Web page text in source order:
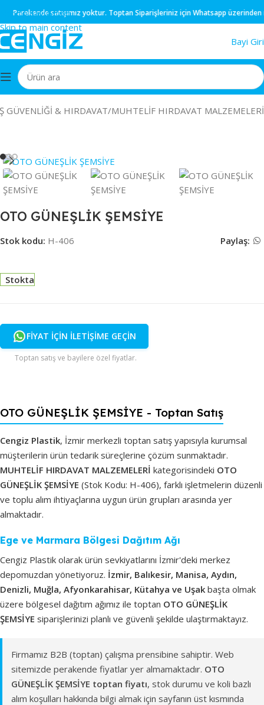
Skip to navigation
Skip to main content
Parekendesatışımız yoktur.ToptanSiparişleriniz içinWhatsappüzerinden
Bayi
GÜVENLİĞİ & HIRDAVAT/MUHTELİF HIRDAVAT MALZEMELERİ
OTO GÜNEŞLİK ŞEMSİYE
Stok kodu: H-406 Paylaş:
Stokta
FİYAT İÇİN İLETİŞİME GEÇİN
Toptan satış ve bayilere özel fiyatlar.
OTO GÜNEŞLİK ŞEMSİYE - Toptan Satış
Cengiz Plastik, İzmir merkezli toptan satış yapısıyla kurumsal
müşterilerin ürün tedarik süreçlerine çözüm sunmaktadır.
MUHTELİF HIRDAVAT MALZEMELERİ kategorisindeki OTO
GÜNEŞLİK ŞEMSİYE (Stok Kodu: H-406), farklı işletmelerin düzenli
ve toplu alım ihtiyaçlarına uygun ürün grupları arasında yer
almaktadır.
Ege ve Marmara Bölgesi Dağıtım Ağı
Cengiz Plastik olarak ürün sevkiyatlarını İzmir'deki merkez
depomuzdan yönetiyoruz. İzmir, Balıkesir, Manisa, Aydın,
Denizli, Muğla, Afyonkarahisar, Kütahya ve Uşak başta olmak
üzere bölgesel dağıtım ağımız ile toptan OTO GÜNEŞLİK
ŞEMSİYE siparişlerinizi planlı ve güvenli şekilde ulaştırmaktayız.
Firmamız B2B (toptan) çalışma prensibine sahiptir. Web
sitemizde perakende fiyatlar yer almamaktadır. OTO
GÜNEŞLİK ŞEMSİYE toptan fiyatı, stok durumu ve koli bazlı
alım koşulları hakkında bilgi almak için sayfanın üst kısmında